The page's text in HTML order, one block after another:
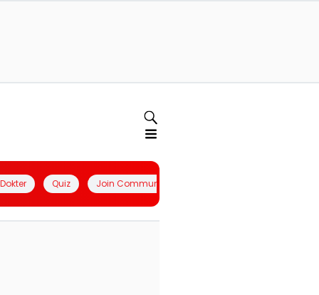
Quiz Join Community